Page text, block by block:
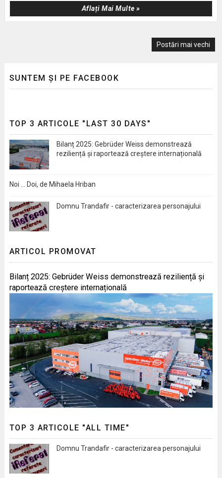
Aflați Mai Multe »
Postări mai vechi
SUNTEM ȘI PE FACEBOOK
TOP 3 ARTICOLE "LAST 30 DAYS"
Bilanț 2025: Gebrüder Weiss demonstrează
reziliență și raportează creștere internațională
Noi … Doi, de Mihaela Hriban
Domnu Trandafir - caracterizarea personajului
ARTICOL PROMOVAT
Bilanț 2025: Gebrüder Weiss demonstrează reziliență și
raportează creștere internațională
TOP 3 ARTICOLE "ALL TIME"
Domnu Trandafir - caracterizarea personajului